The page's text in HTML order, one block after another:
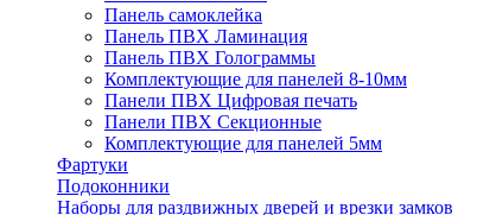
Панель самоклейка
Панель ПВХ Ламинация
Панель ПВХ Голограммы
Комплектующие для панелей 8-10мм
Панели ПВХ Цифровая печать
Панели ПВХ Секционные
Комплектующие для панелей 5мм
Фартуки
Подоконники
Наборы для раздвижных дверей и врезки замков